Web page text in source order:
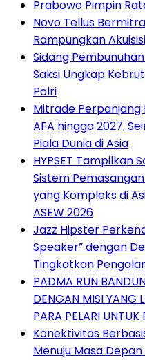
Prabowo Pimpin
Novo Tellus
Rampungkan
Sidang
Saksi Ungkap
Polri
Mitrade Perpanjang
AFA hingga 2027,
Piala Dunia di Asia
HYPSET Tampilkan
Sistem
yang Kompleks di
ASEW 2026
Jazz Hipster
Speaker” dengan
Tingkatkan
PADMA RUN
DENGAN MISI YANG
PARA PELARI UNTUK
Konektivitas
Menuju Masa